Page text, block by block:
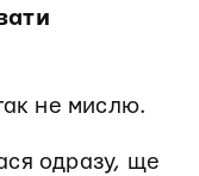
не мислю.
одразу, ще